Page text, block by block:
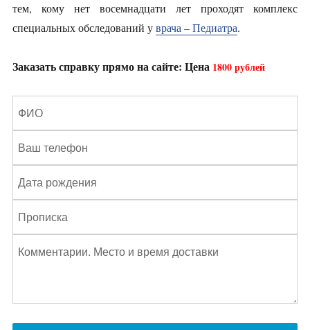
тем, кому нет восемнадцати лет проходят комплекс
специальных обследований уврача – Педиатра.
Заказать справку прямо на сайте: Цена 1800 рублей